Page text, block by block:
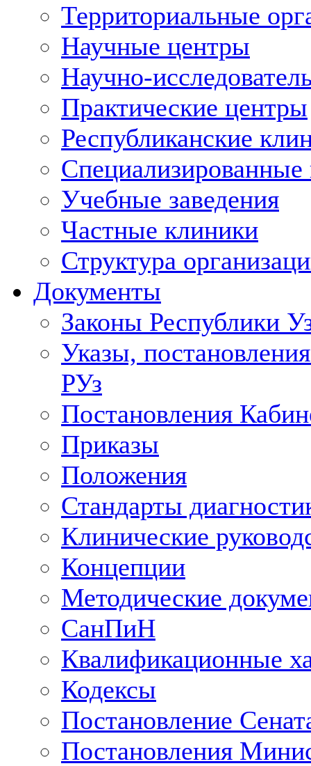
Территориальные
Научные центры
Научно-
Практические центры
Республиканские
Учебные заведения
Частные клиники
Структура
Документы
Законы Республики
Указы,
РУз
Постановления
Приказы
Положения
Стандарты
Клинические
Концепции
Методические
СанПиН
Квалификационные
Кодексы
Постановление
Постановления